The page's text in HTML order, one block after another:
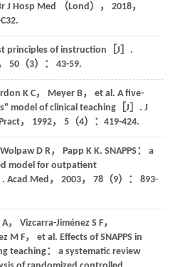
J Hosp Med （Lond） ， 2018，
principles of instruction［J］.
50（3）： 43-59.
K C， Meyer B， et al . A five-
model of clinical teaching［J］. J
， 1992， 5（4）：419-424.
Wolpaw D R， Papp K K. SNAPPS： a
model for outpatient
. Acad Med ， 2003， 78（9）： 893-
A， Vizcarra-Jiménez S F，
M F， et al . Effects of SNAPPS in
teaching： a systematic review